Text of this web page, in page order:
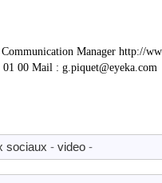
Manager http://
00 Mail : g.piquet@eyeka.com
sociaux - video -